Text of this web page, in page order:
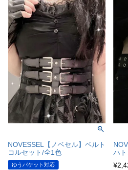
NOVESSEL【ノベセル】ベルト
コルセット/全1色
ゆうパケット対応
ハ
¥